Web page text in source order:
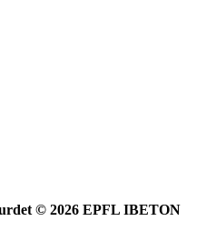
© 2026 EPFL IBETON